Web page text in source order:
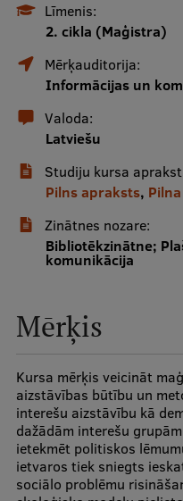
Par RSU
Studentu dzīve
Studiju norises vietas
Mūsu cilvēki
Struktūra
Identitāte
RSU fonds
Aula
Muzeji un
Līmenis:
2. cikla (Maģistra)
Mērķauditorija:
Informācijas un
Valoda:
Latviešu
Studiju kursa
Pilns apraksts,
Zinātnes nozare:
Bibliotēkzinātne;
komunikācija
Mērķis
Kursa mērķis veicināt
aizstāvības būtību un
interešu aizstāvību kā
dažādām interešu
ietekmēt politiskos
ietvaros tiek sniegts
sociālo problēmu